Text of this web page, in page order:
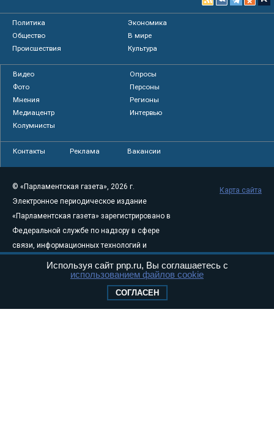
Политика
Экономика
Общество
В мире
Происшествия
Культура
Видео
Опросы
Фото
Персоны
Мнения
Регионы
Медиацентр
Интервью
Колумнисты
Контакты Реклама Вакансии
© «Парламентская газета», 2026 г.
Электронное периодическое издание
«Парламентская газета» зарегистрировано в
Федеральной службе по надзору в сфере
связи, информационных технологий и
августа 2011 года. 18+
Свидетельство о регистрации Эл № ФС77-
Карта сайта
Используя сайт pnp.ru, Вы соглашаетесь с
использованием файлов cookie
СОГЛАСЕН